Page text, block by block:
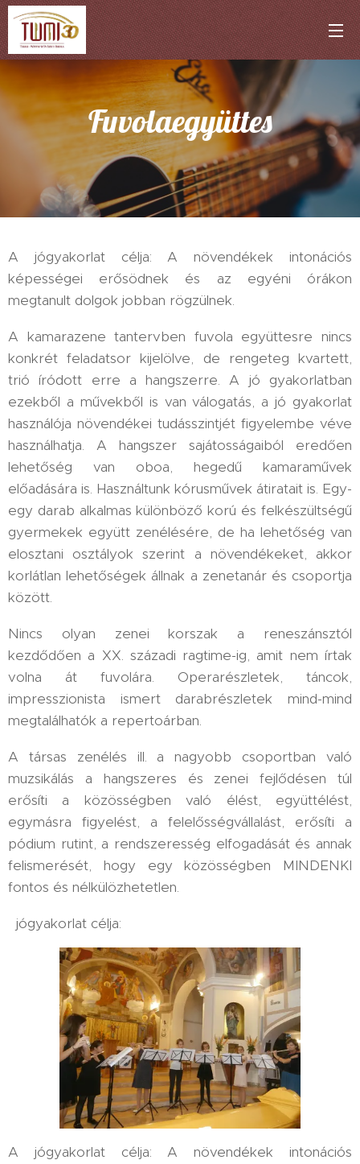
Fuvolaegyüttes
A jógyakorlat célja: A növendékek intonációs
képességei erősödnek és az egyéni órákon
megtanult dolgok jobban rögzülnek.
A kamarazene tantervben fuvola együttesre nincs
konkrét feladatsor kijelölve, de rengeteg kvartett,
trió íródott erre a hangszerre. A jó gyakorlatban
ezekből a művekből is van válogatás, a jó gyakorlat
használója növendékei tudásszintjét figyelembe véve
használhatja. A hangszer sajátosságaiból eredően
lehetőség van oboa, hegedű kamaraművek
előadására is. Használtunk kórusművek átiratait is. Egy-
egy darab alkalmas különböző korú és felkészültségű
gyermekek együtt zenélésére, de ha lehetőség van
elosztani osztályok szerint a növendékeket, akkor
korlátlan lehetőségek állnak a zenetanár és csoportja
között.
Nincs olyan zenei korszak a reneszánsztól
kezdődően a XX. századi ragtime-ig, amit nem írtak
volna át fuvolára. Operarészletek, táncok,
impresszionista ismert darabrészletek mind-mind
megtalálhatók a repertoárban.
A társas zenélés ill. a nagyobb csoportban való
muzsikálás a hangszeres és zenei fejlődésen túl
erősíti a közösségben való élést, együttélést,
egymásra figyelést, a felelősségvállalást, erősíti a
pódium rutint, a rendszeresség elfogadását és annak
felismerését, hogy egy közösségben MINDENKI
fontos és nélkülözhetetlen.
jógyakorlat célja:
A jógyakorlat célja: A növendékek intonációs